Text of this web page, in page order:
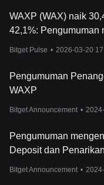
WAXP (WAX) naik
42,1%: Pengumuman
Bitget Pulse • 2026-03-20
Pengumuman
WAXP
Bitget Announcement •
Pengumuman
Deposit dan
Bitget Announcement •